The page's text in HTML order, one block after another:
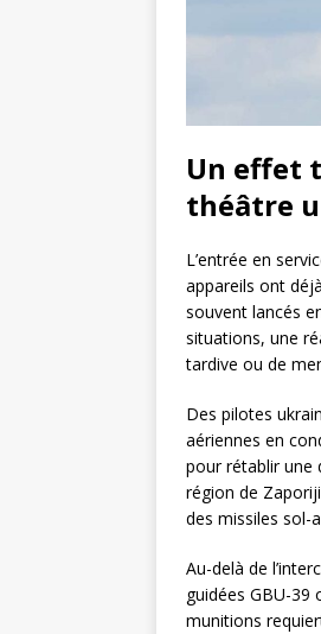
Un effet
théâtre
L’entrée en
appareils ont
souvent lancés
situations, une
tardive ou de
Des pilotes
aériennes en
pour rétablir une
région de
des missiles sol-
Au-delà de
guidées GBU-39
munitions